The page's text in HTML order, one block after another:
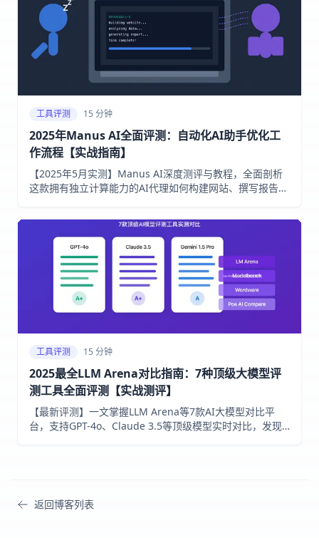
工具评测 15 分钟
2025年Manus AI全面评测：自动化AI助手优化工
作流程【实战指南】
【2025年5月实测】Manus AI深度测评与教程，全面剖析
这款拥有独立计算能力的AI代理如何构建网站、撰写报告与
LaoZhang AI接口集成教程。
工具评测 15 分钟
2025最全LLM Arena对比指南：7种顶级大模型评
测工具全面评测【实战测评】
【最新评测】一文掌握LLM Arena等7款AI大模型对比平
台，支持GPT-4o、Claude 3.5等顶级模型实时对比，发现
返回博客列表